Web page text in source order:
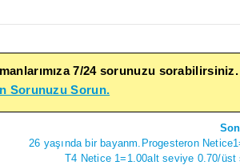
7/24 sorunuzu sorabilirsiniz.
Sorunuzu Sorun.
26 yaşında bir bayanm.Progesteron
T4 Netice 1=1.00alt seviye 0.70/üst